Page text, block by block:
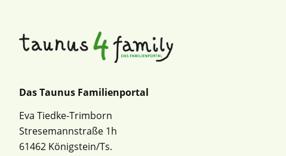
Das Taunus Familienportal
Eva Tiedke-Trimborn
Stresemannstraße 1h
61462 Königstein/Ts.